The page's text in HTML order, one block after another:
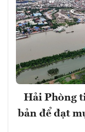
Hải Phòng
bản để đạt